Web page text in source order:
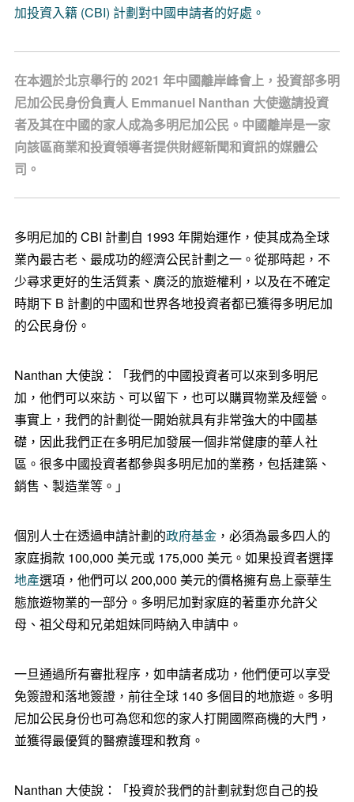
加投資入籍 (CBI) 計劃對中國申請者的好處。
在本週於北京舉行的 2021 年中國離岸峰會上，投資部多明
尼加公民身份負責人 Emmanuel Nanthan 大使邀請投資
者及其在中國的家人成為多明尼加公民。中國離岸是一家
向該區商業和投資領導者提供財經新聞和資訊的媒體公
司。
多明尼加的 CBI 計劃自 1993 年開始運作，使其成為全球
業內最古老、最成功的經濟公民計劃之一。從那時起，不
少尋求更好的生活質素、廣泛的旅遊權利，以及在不確定
時期下 B 計劃的中國和世界各地投資者都已獲得多明尼加
的公民身份。
Nanthan 大使說：「我們的中國投資者可以來到多明尼
加，他們可以來訪、可以留下，也可以購買物業及經營。
事實上，我們的計劃從一開始就具有非常強大的中國基
礎，因此我們正在多明尼加發展一個非常健康的華人社
區。很多中國投資者都參與多明尼加的業務，包括建築、
銷售、製造業等。」
個別人士在透過申請計劃的政府基金，必須為最多四人的
家庭捐款 100,000 美元或 175,000 美元。如果投資者選擇
地產選項，他們可以 200,000 美元的價格擁有島上豪華生
態旅遊物業的一部分。多明尼加對家庭的著重亦允許父
母、祖父母和兄弟姐妹同時納入申請中。
一旦通過所有審批程序，如申請者成功，他們便可以享受
免簽證和落地簽證，前往全球 140 多個目的地旅遊。多明
尼加公民身份也可為您和您的家人打開國際商機的大門，
並獲得最優質的醫療護理和教育。
Nanthan 大使說：「投資於我們的計劃就對您自己的投